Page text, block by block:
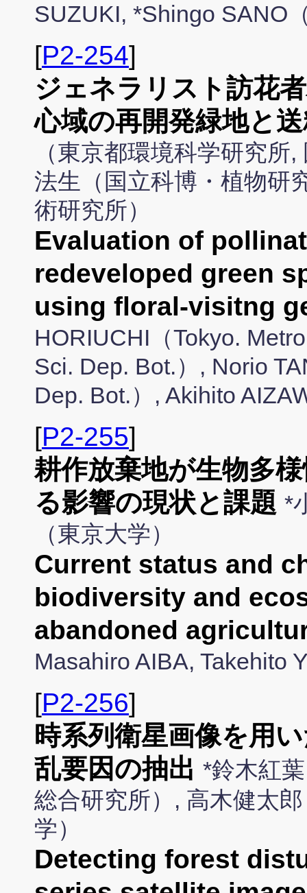
SUZUKI, *Shingo SANO
[P2-254]
ジェネラリスト訪花
心域の再開発緑地と
（東京都環境科学研究
法生（国立科博・植物研
術研究所）
Evaluation of
redeveloped green
using floral-visitng
HORIUCHI（Tokyo.
Sci. Dep. Bot.）, Norio
Dep. Bot.）, Akihito
[P2-255]
耕作放棄地が生物多
る影響の現状と課題 *
（東京大学）
Current status and
biodiversity and
abandoned
Masahiro AIBA, Takehito
[P2-256]
時系列衛星画像を用
乱要因の抽出 *鈴木紅
総合研究所）, 高木健太
学）
Detecting forest